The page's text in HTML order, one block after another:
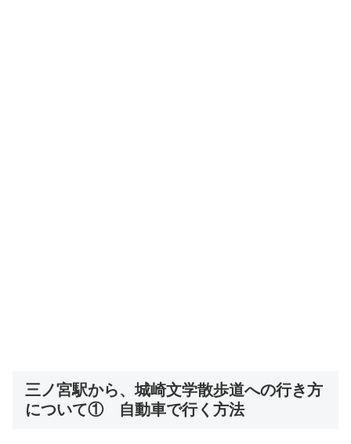
三ノ宮駅から、城崎文学散歩道への行き方
について① 自動車で行く方法